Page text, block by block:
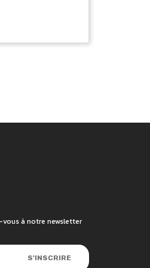
à notre newsletter